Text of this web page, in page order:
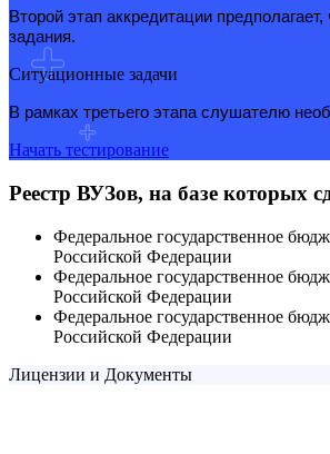
Второй этап аккредитации
задания.
Ситуационные задачи
В рамках третьего этапа слушателю
Начать тестирование
Реестр ВУЗов, на базе которых
Федеральное государственное
Российской Федерации
Федеральное государственное
Российской Федерации
Федеральное государственное
Российской Федерации
Лицензии и Документы